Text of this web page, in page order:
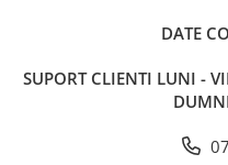
DATE
SUPORT CLIENTI LUNI -